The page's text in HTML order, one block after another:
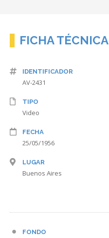
FICHA TÉCNICA
IDENTIFICADOR
AV-2431
TIPO
Video
FECHA
25/05/1956
LUGAR
Buenos Aires
FONDO